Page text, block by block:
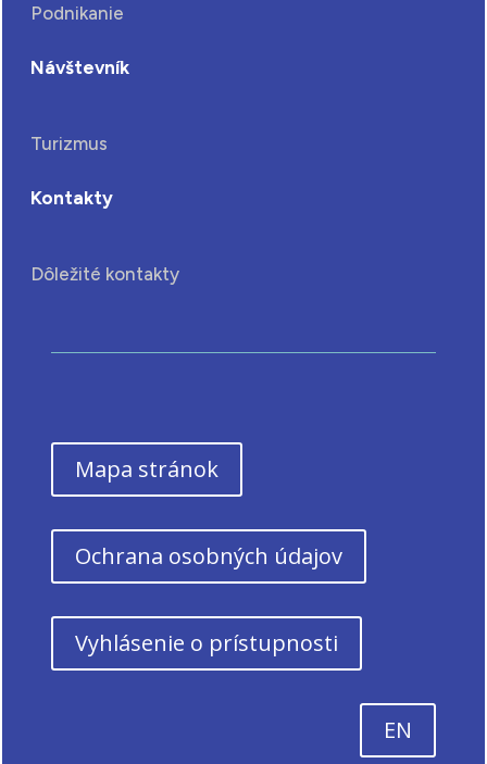
Podnikanie
Návštevník
Turizmus
Kontakty
Dôležité kontakty
Mapa stránok
Ochrana osobných údajov
Vyhlásenie o prístupnosti
EN